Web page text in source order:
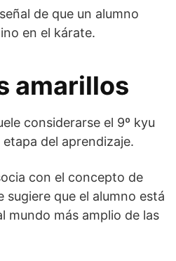
de que un alumno
en el kárate.
amarillos
considerarse el 9º kyu
del aprendizaje.
con el concepto de
sugiere que el alumno está
mundo más amplio de las